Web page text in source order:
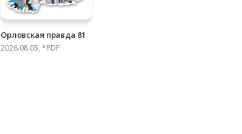
Орловская правда 81
2026.08.05, *PDF